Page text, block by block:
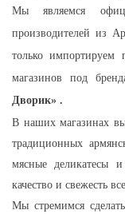
Мы являемся
производителей из
только импортируем
магазинов под
Дворик» .
В наших магазинах
традиционных
мясные деликатесы
качество и свежесть
Мы стремимся